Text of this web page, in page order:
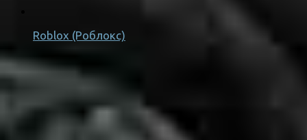
Roblox (Роблокс)